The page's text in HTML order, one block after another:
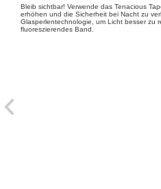
Bleib sichtbar! Verwende das Tenacious
erhöhen und die Sicherheit bei Nacht zu
Glasperlentechnologie, um Licht besser zu
fluoreszierendes Band.